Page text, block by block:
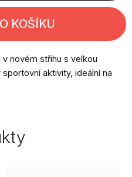
KOŠÍKU
novém střihu s velkou
aktivity, ideální na